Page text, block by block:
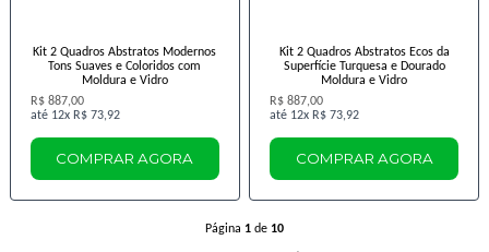
Kit 2 Quadros Abstratos Modernos
Tons Suaves e Coloridos com
Moldura e Vidro
R$ 887,00
12x R$ 73,92
COMPRAR AGORA
Kit 2 Quadros Abstratos Ecos da
Superfície Turquesa e Dourado
Moldura e Vidro
R$ 887,00
12x R$ 73,92
COMPRAR AGORA
Página 1de 10